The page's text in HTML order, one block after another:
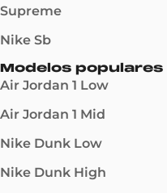
Supreme
Nike Sb
Modelos populares
Air Jordan 1 Low
Air Jordan 1 Mid
Nike Dunk Low
Nike Dunk High